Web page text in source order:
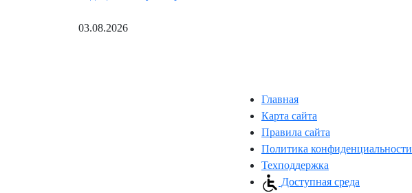
03.08.2026
Главная
Карта сайта
Правила сайта
Политика конфиденциальности
Техподдержка
Доступная среда